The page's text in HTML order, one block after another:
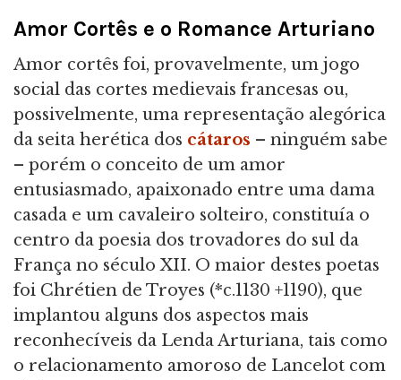
Amor Cortês e o Romance Arturiano
Amor cortês foi, provavelmente, um jogo
social das cortes medievais francesas ou,
possivelmente, uma representação alegórica
da seita herética dos cátaros – ninguém sabe
– porém o conceito de um amor
entusiasmado, apaixonado entre uma dama
casada e um cavaleiro solteiro, constituía o
centro da poesia dos trovadores do sul da
França no século XII. O maior destes poetas
foi Chrétien de Troyes (*c.1130 +1190), que
implantou alguns dos aspectos mais
reconhecíveis da Lenda Arturiana, tais como
o relacionamento amoroso de Lancelot com